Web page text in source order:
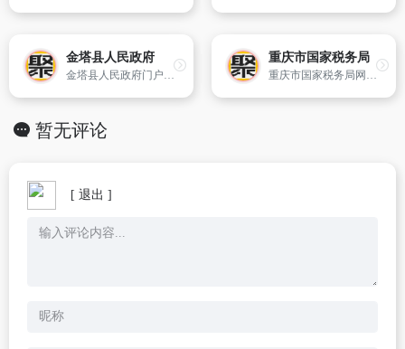
金塔县人民政府
金塔县人民政府门户网站
重庆市国家税务局
重庆市国家税务局网站内容涉及税收法规、纳税咨询、办税指南、国税动态等,是社会各界特别是纳税人了解税收法律政策法规、咨询涉税事宜、反映涉税问题的主要平台。重庆市国家税务局在网站上及时发布通告或通知,让纳税人能在第一时间获悉有关税收信息。
暂无评论
[ 退出 ]